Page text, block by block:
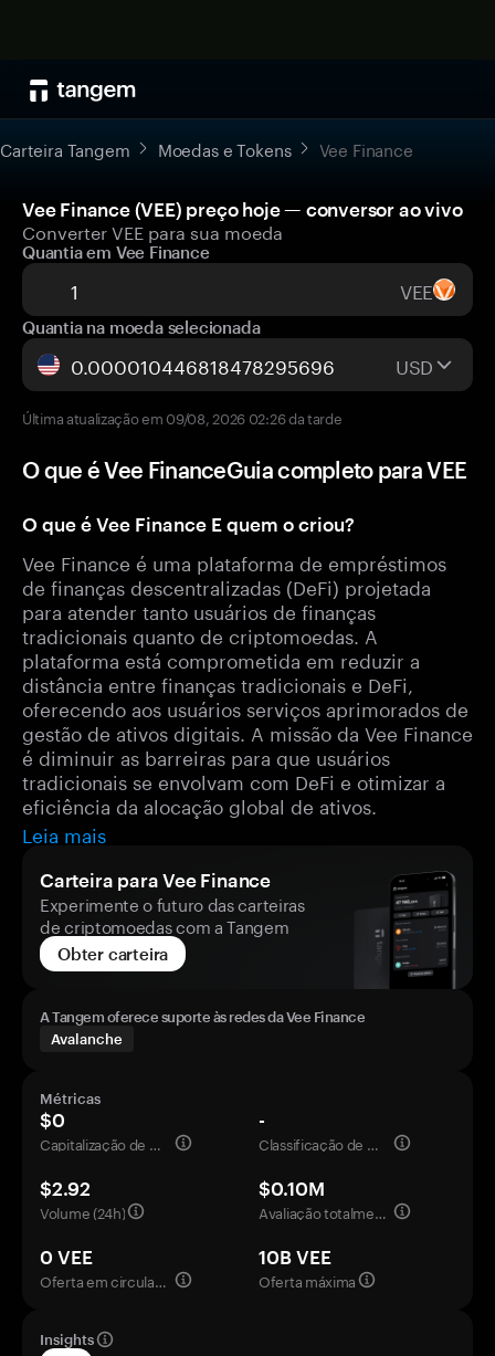
Carteira Tangem Moedas e Tokens Vee Finance
Vee Finance (VEE) preço hoje — conversor ao vivo
Converter VEE para sua moeda
Quantia em Vee Finance
VEE
Quantia na moeda selecionada
USD
Última atualização em 09/08, 2026 02:26 da tarde
O que é Vee FinanceGuia completo para VEE
O que é Vee Finance E quem o criou?
Vee Finance é uma plataforma de empréstimos
de finanças descentralizadas (DeFi) projetada
para atender tanto usuários de finanças
tradicionais quanto de criptomoedas. A
plataforma está comprometida em reduzir a
distância entre finanças tradicionais e DeFi,
oferecendo aos usuários serviços aprimorados de
gestão de ativos digitais. A missão da Vee Finance
é diminuir as barreiras para que usuários
tradicionais se envolvam com DeFi e otimizar a
eficiência da alocação global de ativos.
Leia mais
Carteira para Vee Finance
Experimente o futuro das carteiras
de criptomoedas com a Tangem
Obter carteira
A Tangem oferece suporte às redes da Vee Finance
Avalanche
Métricas
$0
Capitalização de mercado
-
Classificação de mercado
$2.92
Volume (24h)
$0.10M
Avaliação totalmente diluída
0 VEE
Oferta em circulação
10B VEE
Oferta máxima
Insights